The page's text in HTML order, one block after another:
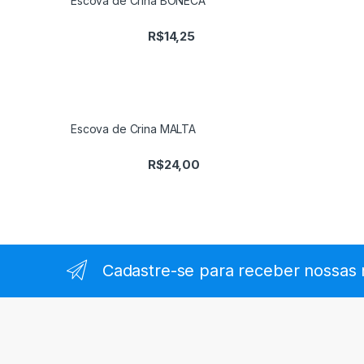
R$14,25
Escova de Crina MALTA
R$24,00
Cadastre-se para receber nossas